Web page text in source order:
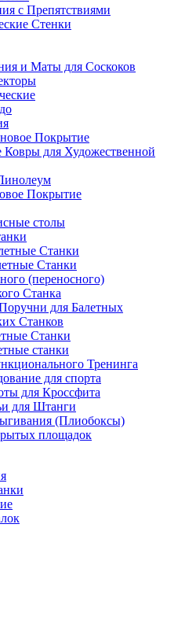
с Препятствиями
Стенки
и Маты для Соскоков
Покрытие
Ковры для Художественной
Покрытие
столы
Станки
Станки
(переносного)
Станка
для Балетных
Станков
Станки
станки
Тренинга
для спорта
для Кроссфита
для Штанги
(Плиобоксы)
площадок